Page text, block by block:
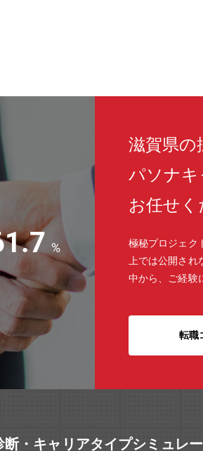
%
滋賀県の
パソナ
お任せく
極秘プロジェク
上では公開さ
中から、ご経験
転職
断・キャリアタイプシミュレ